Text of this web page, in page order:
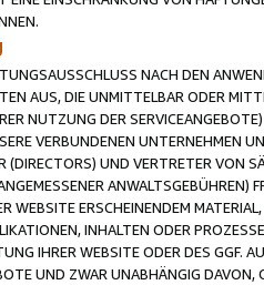
NACH DEN
AUS, DIE UNMITTELBAR ODER
NUTZUNG DER
VERBUNDENEN UNTERNEHMEN
(DIRECTORS) UND VERTRETER VON
WEBSITE ERSCHEINENDEM
INHALTEN ODER
IHRER WEBSITE ODER DES GGF.
UND ZWAR UNABHÄNGIG